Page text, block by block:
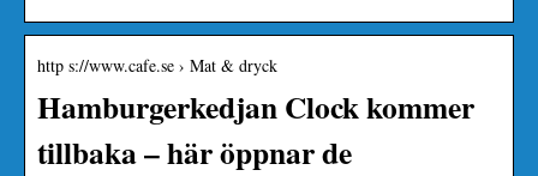
http s://www.cafe.se › Mat & dryck
Hamburgerkedjan Clock kommer
tillbaka – här öppnar de